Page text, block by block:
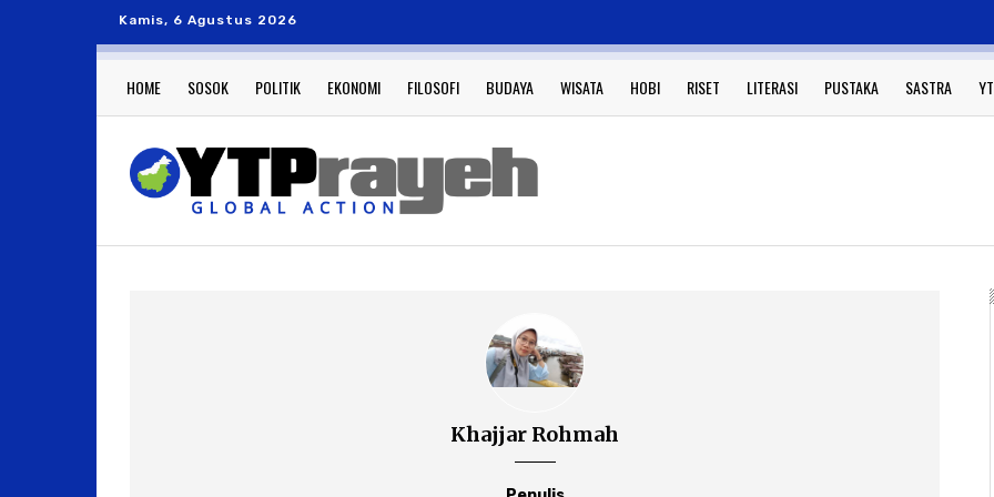
Kamis, 6 Agustus 2026
HOME SOSOK POLITIK EKONOMI FILOSOFI BUDAYA WISATA HOBI RISET LITERASI PUSTAKA SASTRA
Khajjar Rohmah